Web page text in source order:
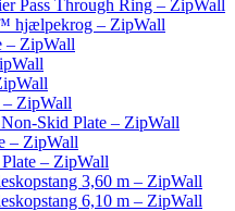
Pass Through Ring – ZipWall
hjælpekrog – ZipWall
– ZipWall
ZipWall
Skid Plate – ZipWall
– ZipWall
– ZipWall
3,60 m – ZipWall
6,10 m – ZipWall